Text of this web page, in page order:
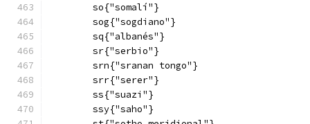
        so{"somalí"}
        sog{"sogdiano"}
        sq{"albanés"}
        sr{"serbio"}
        srn{"sranan tongo"}
        srr{"serer"}
        ss{"suazi"}
        ssy{"saho"}